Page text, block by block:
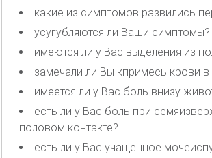
какие из симптомов развились
усугубляются ли Ваши симптомы?
имеются ли у Вас выделения из
замечали ли Вы кпримесь крови
имеется ли у Вас боль внизу
есть ли у Вас боль при
половом контакте?
есть ли у Вас учащенное